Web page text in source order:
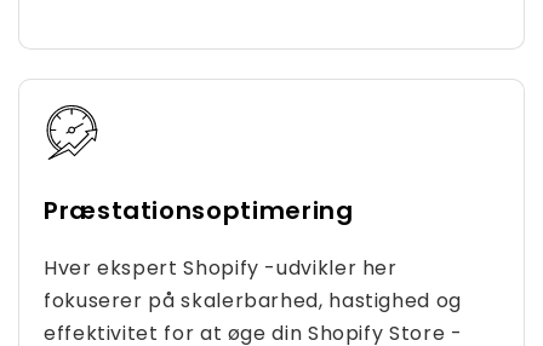
Præstationsoptimering
Hver ekspert Shopify -udvikler her
fokuserer på skalerbarhed, hastighed og
effektivitet for at øge din Shopify Store -